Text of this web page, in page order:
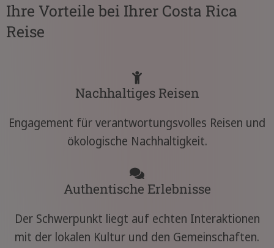
Ihre Vorteile bei Ihrer Costa Rica
Reise
Nachhaltiges Reisen
Engagement für verantwortungsvolles Reisen und
ökologische Nachhaltigkeit.
Authentische Erlebnisse
Der Schwerpunkt liegt auf echten Interaktionen
mit der lokalen Kultur und den Gemeinschaften.